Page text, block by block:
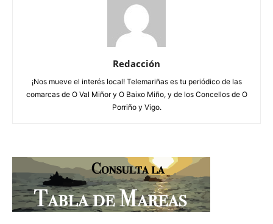
Redacción
¡Nos mueve el interés local! Telemariñas es tu periódico de las
comarcas de O Val Miñor y O Baixo Miño, y de los Concellos de O
Porriño y Vigo.